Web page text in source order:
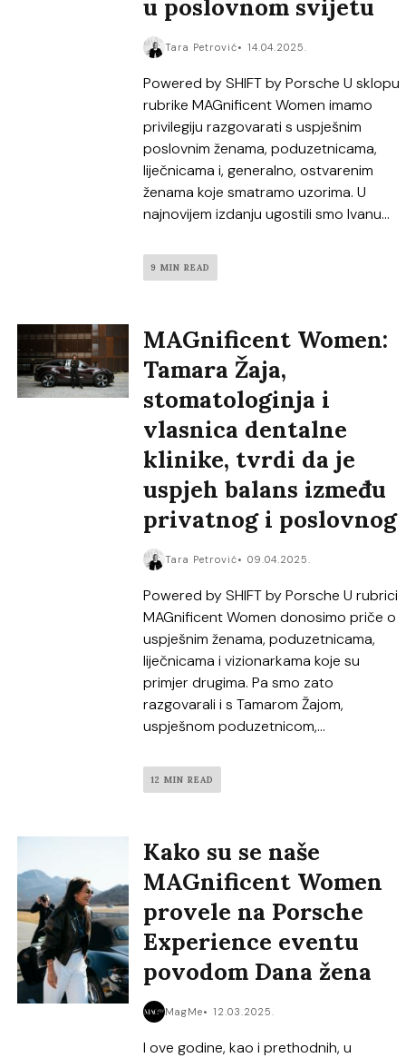
u poslovnom svijetu
Tara Petrović 14.04.2025.
Powered by SHIFT by Porsche U sklopu
rubrike MAGnificent Women imamo
privilegiju razgovarati s uspješnim
poslovnim ženama, poduzetnicama,
liječnicama i, generalno, ostvarenim
ženama koje smatramo uzorima. U
najnovijem izdanju ugostili smo Ivanu...
9 MIN READ
MAGnificent Women:
Tamara Žaja,
stomatologinja i
vlasnica dentalne
klinike, tvrdi da je
uspjeh balans između
privatnog i poslovnog
Tara Petrović 09.04.2025.
Powered by SHIFT by Porsche U rubrici
MAGnificent Women donosimo priče o
uspješnim ženama, poduzetnicama,
liječnicama i vizionarkama koje su
primjer drugima. Pa smo zato
razgovarali i s Tamarom Žajom,
uspješnom poduzetnicom,...
12 MIN READ
Kako su se naše
MAGnificent Women
provele na Porsche
Experience eventu
povodom Dana žena
MagMe 12.03.2025.
I ove godine, kao i prethodnih, u